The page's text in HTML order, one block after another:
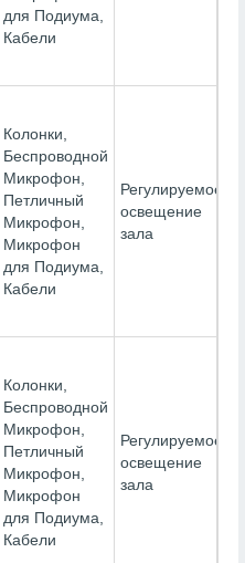
для Подиума,
Кабели
Колонки,
Беспроводной
Микрофон,
Петличный
Микрофон,
Микрофон
для Подиума,
Кабели
Регулируемое
освещение
зала
Колонки,
Беспроводной
Микрофон,
Петличный
Микрофон,
Микрофон
для Подиума,
Кабели
Регулируемое
освещение
зала